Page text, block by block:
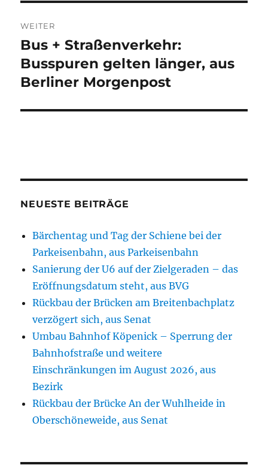
WEITER
Nächster
Beitrag:
Bus + Straßenverkehr:
Busspuren gelten länger, aus
Berliner Morgenpost
NEUESTE BEITRÄGE
Bärchentag und Tag der Schiene bei der
Parkeisenbahn, aus Parkeisenbahn
Sanierung der U6 auf der Zielgeraden – das
Eröffnungsdatum steht, aus BVG
Rückbau der Brücken am Breitenbachplatz
verzögert sich, aus Senat
Umbau Bahnhof Köpenick – Sperrung der
Bahnhofstraße und weitere
Einschränkungen im August 2026, aus
Bezirk
Rückbau der Brücke An der Wuhlheide in
Oberschöneweide, aus Senat